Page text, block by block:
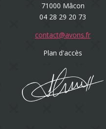
71000 Mâcon
04 28 29 20 73
contact@avons.fr
Plan d'accès